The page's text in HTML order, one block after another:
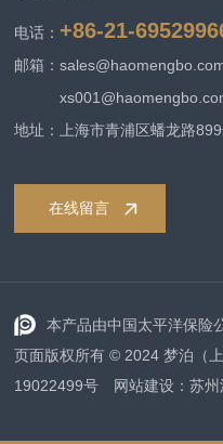
电话： +86-21-
邮箱：
地址：上海市青浦区蟠龙路
在线留言
本产品由中国太平洋保险
页面版权所有 © 2024 梦泊（
19022499号 网站建设：苏